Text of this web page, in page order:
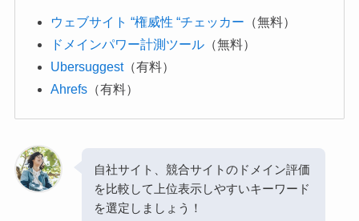
ウェブサイト “権威性 “チェッカー （無料）
ドメインパワー計測ツール（無料）
Ubersuggest（有料）
Ahrefs（有料）
自社サイト、競合サイトのドメイン評価
を比較して上位表示しやすいキーワード
を選定しましょう！